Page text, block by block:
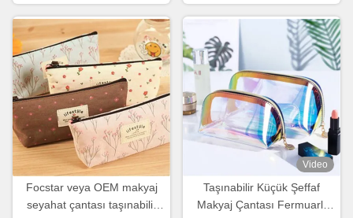
Focstar veya OEM makyaj
seyahat çantası taşınabilir
Video
Taşınabilir Küçük Şeffaf
Makyaj Çantası Fermuarlı